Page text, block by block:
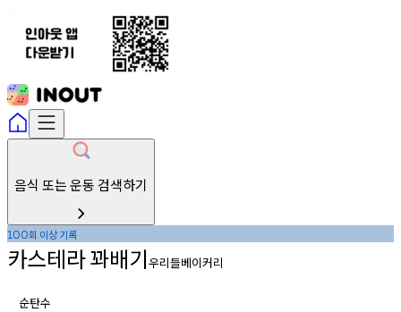
음식 또는 운동 검색하기
100회 이상기록
카스테라꽈배기우리들베이커리
순탄수